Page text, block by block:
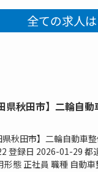
全ての求人
県秋田市】二輪自
県秋田市】二輪自動車
登録日 2026-01-29 都
形態 正社員 職種 自動